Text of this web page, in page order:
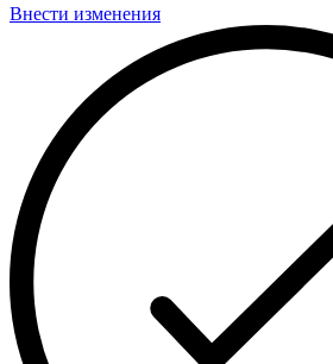
Внести изменения